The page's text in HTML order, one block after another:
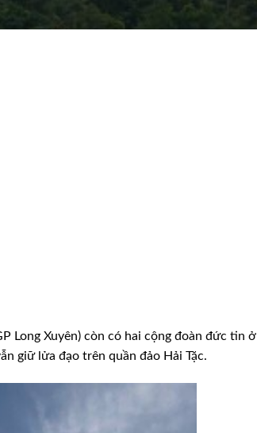
Long Xuyên) còn có hai cộng đoàn đức tin ở
giữ lửa đạo trên quần đảo Hải Tặc.